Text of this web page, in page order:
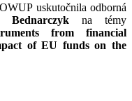
uskutočnila odborná
na témy
from financial
of EU funds on the